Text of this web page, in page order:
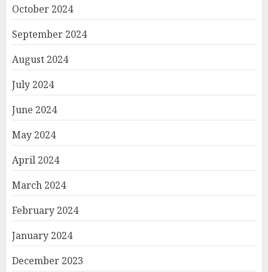
October 2024
September 2024
August 2024
July 2024
June 2024
May 2024
April 2024
March 2024
February 2024
January 2024
December 2023